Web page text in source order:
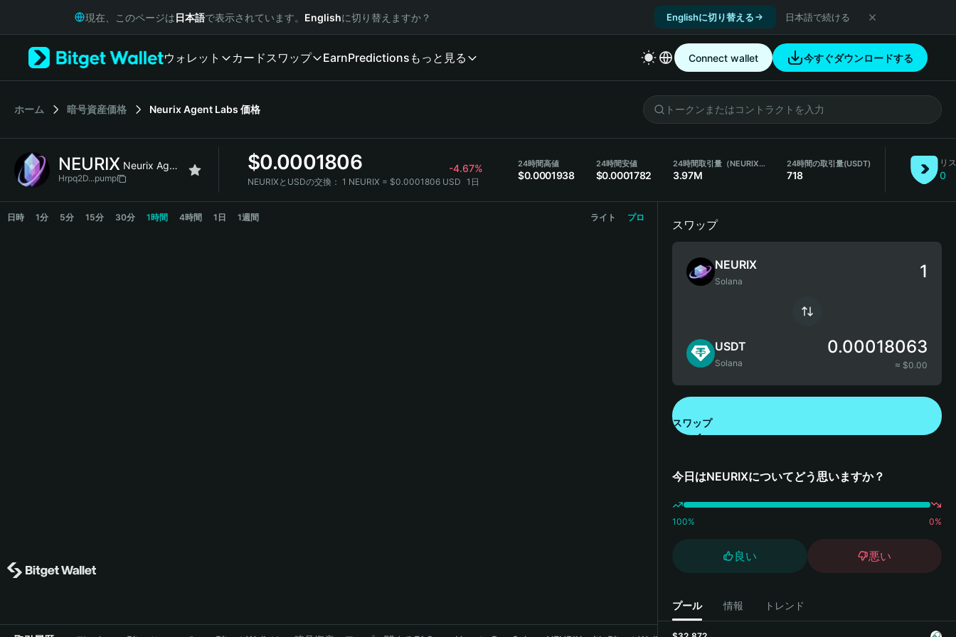
Русский
Italiano
简体中文
繁體中文
Bahasa Indonesia
現在、このページは日本語で表示されています。 Englishに切り替えますか？ Englishに切り替える 日本語で続ける
ウォレット カードスワップ EarnPredictions もっと見る Connect wallet 今すぐダウンロードする
ホーム 暗号資産価格 Neurix Agent Labs 価格
NEURIX Neurix Agent Labs
Hrpq2D...pump
$0.0001806 -4.67%
NEURIXとUSDの交換： 1 NEURIX = $0.0001806 USD 1日
24時間高値
$0.0001938
24時間安値
$0.0001782
24時間取引量（NEURIX）
3.97M
24時間の取引量(USDT)
718
リ
0
NEURIX Price Chart
日時 1分 5分 15分 30分 1時間 4時間 1日 1週間 ライト プロ
スワップ
NEURIX
Solana
USDT
Solana
0.00018063
≈ $0.00
スワップ
今日はNEURIXについてどう思いますか？
100% 0%
良い 悪い
プール 情報 トレンド